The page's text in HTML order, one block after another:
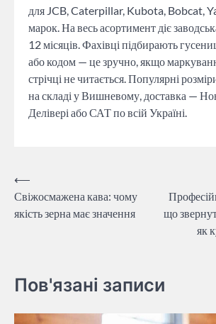
для JCB, Caterpillar, Kubota, Bobcat,
марок. На весь асортимент діє
12 місяців. Фахівці підбирають
або кодом — це зручно, якщо
стрічці не читається. Популярні
на складі у Вишневому, доставка —
Делівері або САТ по всій Україні.
Навігація
записів
⟵
Свіжосмажена кава: чому
якість зерна має значення
що
як
Пов'язані записи